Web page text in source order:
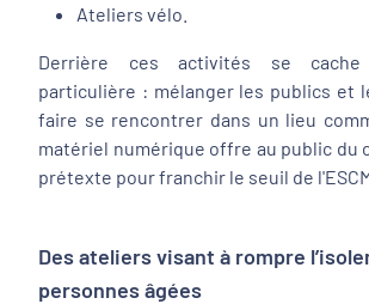
Ateliers vélo.
Derrière ces activités se
particulière : mélanger les publics et
faire se rencontrer dans un lieu
matériel numérique offre au public du
prétexte pour franchir le seuil de
Des ateliers visant à rompre
personnes âgées